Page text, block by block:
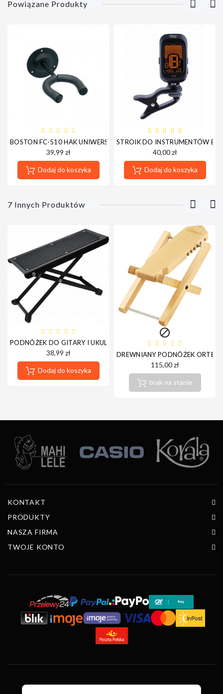
Powiązane Produkty
BOSTON FC-510 HAK UNIWERSALNY DO INSTRUMENTÓW
39,99 zł
Dodaj do koszyka
STROIK DO INSTRUMENTÓW
40,00 zł
Dodaj do koszyka
7 Innych Produktów
PODNÓŻEK DO GITARY I UKULELE BOSTON BFS-020
38,99 zł
Dodaj do koszyka

DREWNIANY PODNÓŻEK
115,00 zł
brak na stanie
KONTAKT
PRODUKTY
NASZA FIRMA
TWOJE KONTO